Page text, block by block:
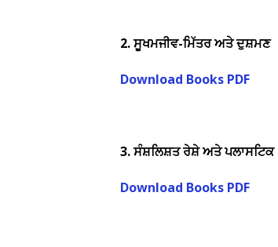
2.ਸੂਖਮਜੀਵ-ਮਿੱਤਰ ਅਤੇ ਦੁਸ਼ਮਣ
Download Books PDF
3.ਸੰਸ਼ਲਿਸ਼ਤ ਰੇਸ਼ੇ ਅਤੇ ਪਲਾਸਟਿਕ
Download Books PDF